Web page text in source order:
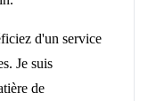
d'un service
Je suis
de